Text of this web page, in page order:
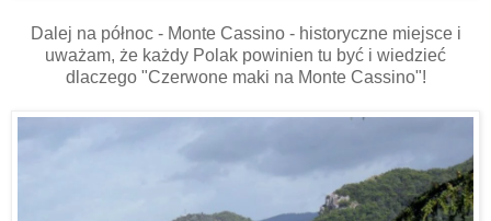
Dalej na północ - Monte Cassino - historyczne miejsce i
uważam, że każdy Polak powinien tu być i wiedzieć
dlaczego "Czerwone maki na Monte Cassino"!